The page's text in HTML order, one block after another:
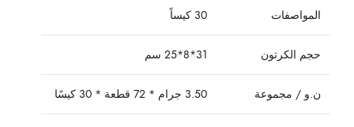
المواصفات 30 كيساً
حجم الكرتون 31*8*25 سم
ن.و / مجموعة 3.50 جرام * 72 قطعة * 30 كيسًا